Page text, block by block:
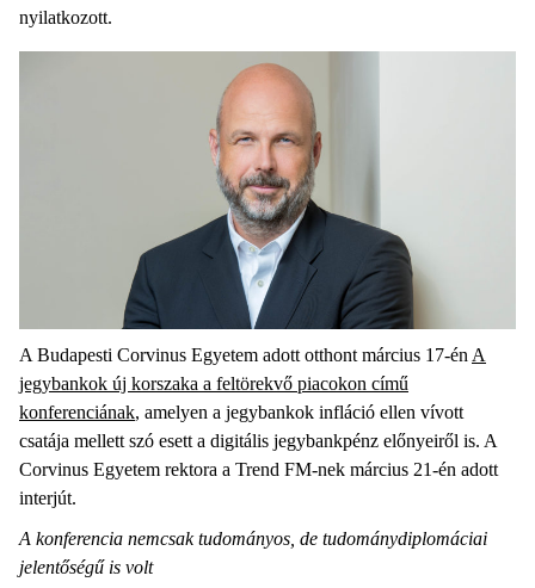
nyilatkozott.
A Budapesti Corvinus Egyetem adott otthont március 17-énA
jegybankok új korszaka a feltörekvő piacokon című
konferenciának, amelyen a jegybankok infláció ellen vívott
csatája mellett szó esett a digitális jegybankpénz előnyeiről is. A
Corvinus Egyetem rektora a Trend FM-nek március 21-én adott
interjút.
A konferencia nemcsak tudományos, de tudománydiplomáciai
jelentőségű is volt